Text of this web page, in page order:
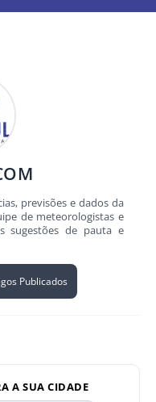
previsões e dados da
de meteorologistas e
sugestões de pauta e
Publicados
A SUA CIDADE